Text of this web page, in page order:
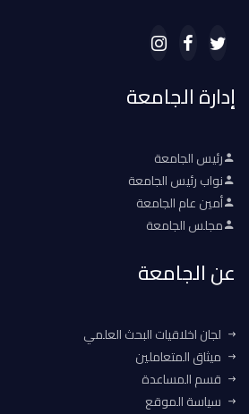
إدارة الجامعة
رئيس الجامعة
نواب رئيس الجامعة
أمين عام الجامعة
مجلس الجامعة
عن الجامعة
لجان اخلاقيات البحث العلمي
ميثاق المتعاملين
قسم المساعدة
سياسة الموقع